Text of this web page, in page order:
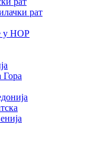
рат
у НОР